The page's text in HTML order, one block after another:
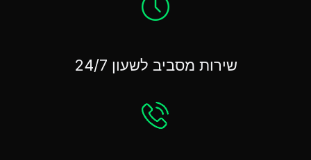
שירות מסביב לשעון 24/7